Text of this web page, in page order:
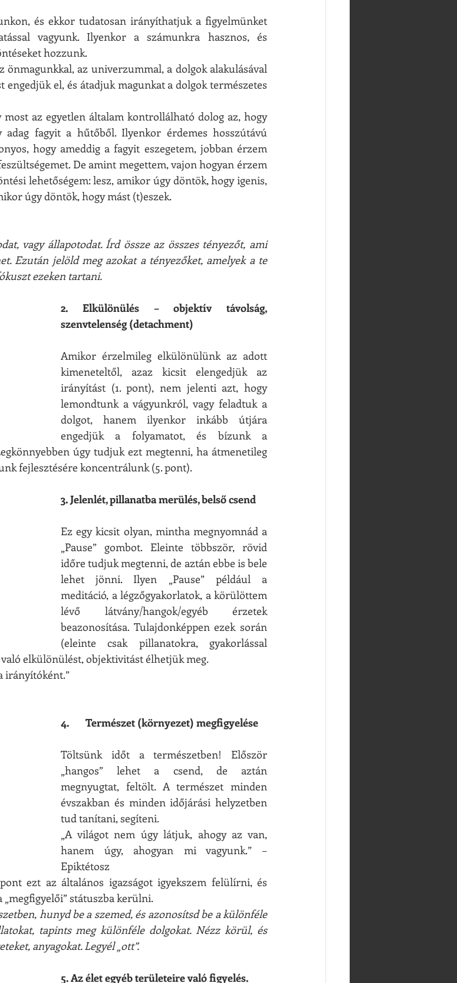
és ekkor tudatosan irányíthatjuk a figyelmünket
vagyunk. Ilyenkor a számunkra hasznos, és
hozzunk.
önmagunkkal, az univerzummal, a dolgok alakulásával
engedjük el, és átadjuk magunkat a dolgok természetes
az egyetlen általam kontrollálható dolog az, hogy
adag fagyit a hűtőből. Ilyenkor érdemes hosszútávú
hogy ameddig a fagyit eszegetem, jobban érzem
De amint megettem, vajon hogyan érzem
lehetőségem: lesz, amikor úgy döntök, hogy igenis,
úgy döntök, hogy mást (t)eszek.
vagy állapotodat. Írd össze az összes tényezőt, ami
Ezután jelöld meg azokat a tényezőket, amelyek a te
ezeken tartani.
2. Elkülönülés – objektív távolság,
szenvtelenség (detachment)
Amikor érzelmileg elkülönülünk az adott
kimeneteltől, azaz kicsit elengedjük az
irányítást (1. pont), nem jelenti azt, hogy
lemondtunk a vágyunkról, vagy feladtuk a
dolgot, hanem ilyenkor inkább útjára
engedjük a folyamatot, és bízunk a
úgy tudjuk ezt megtenni, ha átmenetileg
fejlesztésére koncentrálunk (5. pont).
3. Jelenlét, pillanatba merülés, belső csend
Ez egy kicsit olyan, mintha megnyomnád a
„Pause” gombot. Eleinte többször, rövid
időre tudjuk megtenni, de aztán ebbe is bele
lehet jönni. Ilyen „Pause” például a
meditáció, a légzőgyakorlatok, a körülöttem
lévő látvány/hangok/egyéb érzetek
beazonosítása. Tulajdonképpen ezek során
(eleinte csak pillanatokra, gyakorlással
elkülönülést, objektivitást élhetjük meg.
irányítóként.”
4.       Természet (környezet) megfigyelése
Töltsünk időt a természetben! Először
„hangos” lehet a csend, de aztán
megnyugtat, feltölt. A természet minden
évszakban és minden időjárási helyzetben
tud tanítani, segíteni.
„A világot nem úgy látjuk, ahogy az van,
hanem úgy, ahogyan mi vagyunk.” –
Epiktétosz
ezt az általános igazságot igyekszem felülírni, és
státuszba kerülni.
hunyd be a szemed, és azonosítsd be a különféle
tapints meg különféle dolgokat. Nézz körül, és
anyagokat. Legyél „ott”.
5. Az élet egyéb területeire való figyelés.